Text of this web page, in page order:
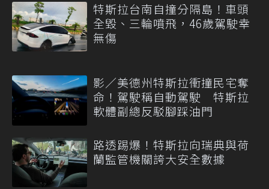
特斯拉台南自撞分隔島！車頭
全毀、三輪噴飛，46歲駕駛幸
無傷
影／美德州特斯拉衝撞民宅奪
命！駕駛稱自動駕駛 特斯拉
軟體副總反駁腳踩油門
路透踢爆！特斯拉向瑞典與荷
蘭監管機關誇大安全數據